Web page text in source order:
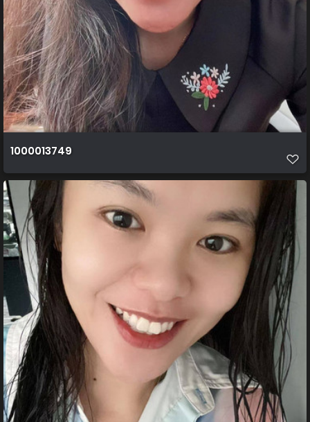
1000013749